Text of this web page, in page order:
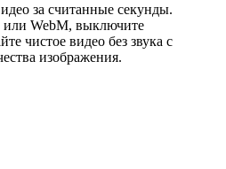
за считанные секунды.
или WebM, выключите
чистое видео без звука с
изображения.